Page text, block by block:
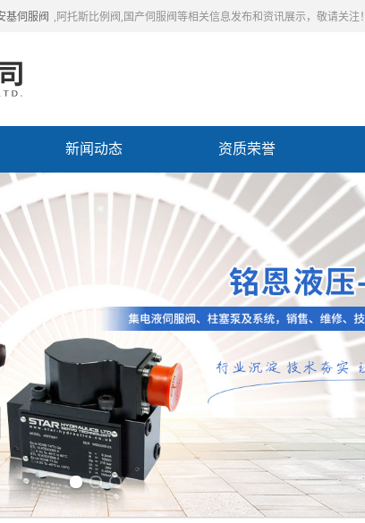
基伺服阀 ,阿托斯比例阀,国产伺服阀等相关信息发布和资讯展示，敬请关注！
新闻动态 资质荣誉